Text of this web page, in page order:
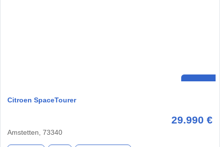
Citroen SpaceTourer
29.990 €
Amstetten, 73340